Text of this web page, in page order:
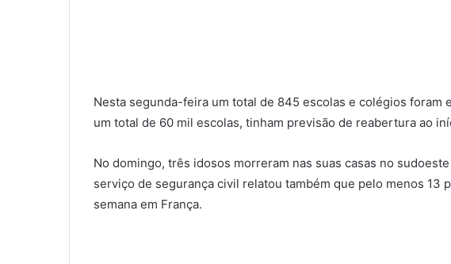
Nesta segunda-feira um total de 845 escolas e colégios foram
um total de 60 mil escolas, tinham previsão de reabertura ao
No domingo, três idosos morreram nas suas casas no
serviço de segurança civil relatou também que pelo menos 13
semana em França.